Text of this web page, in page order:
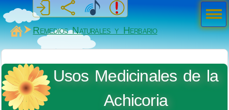
MiSabueso
Remedios Naturales y Herbario
Usos Medicinales de la
Achicoria
Men
ú